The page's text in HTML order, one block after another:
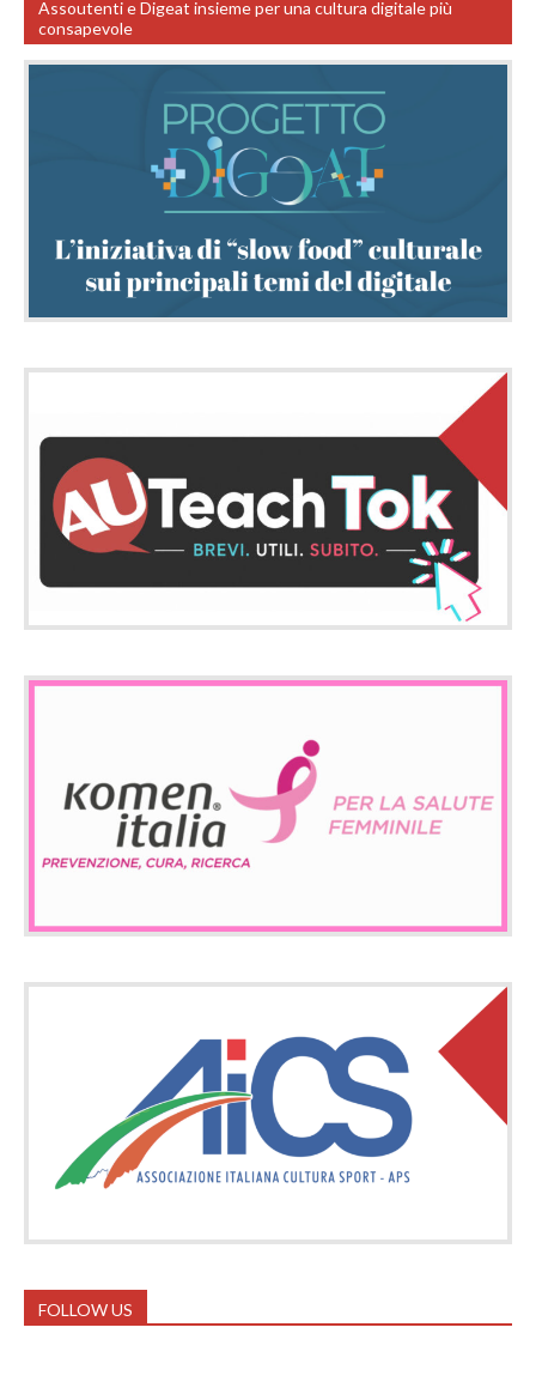
Assoutenti e Digeat insieme per una cultura digitale più
consapevole
FOLLOW US